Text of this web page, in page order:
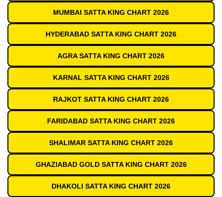
MUMBAI SATTA KING CHART 2026
HYDERABAD SATTA KING CHART 2026
AGRA SATTA KING CHART 2026
KARNAL SATTA KING CHART 2026
RAJKOT SATTA KING CHART 2026
FARIDABAD SATTA KING CHART 2026
SHALIMAR SATTA KING CHART 2026
GHAZIABAD GOLD SATTA KING CHART 2026
DHAKOLI SATTA KING CHART 2026